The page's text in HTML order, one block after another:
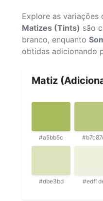
Explore as variações
Matizes (Tints) são
branco, enquanto
obtidas adicionando
Matiz
#a5bb5c
#dbe3bd